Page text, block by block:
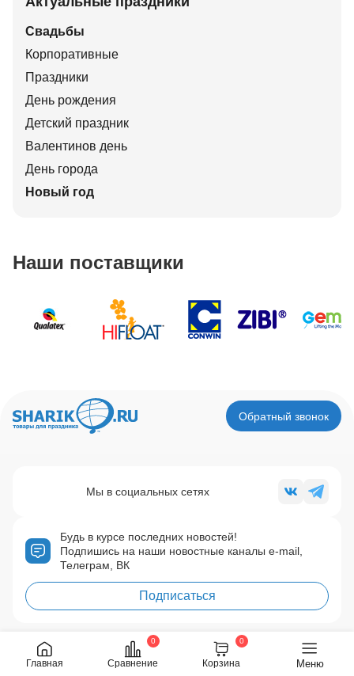
Главная Сравнение
0
Корзина
0
Меню
Свадьбы
Корпоративные
Праздники
День рождения
Детский праздник
Валентинов день
День города
Новый год
Наши поставщики
Обратный звонок
Будь в курсе последних новостей!
Подпишись на наши новостные каналы e-mail,
Телеграм, ВК
Подписаться
Мы в социальных сетях
Регионы:
(495) 748-0177
Москва:(495) 785-4685